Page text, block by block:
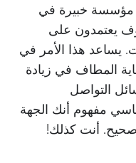
مؤسسة خبيرة في
يعتمدون على
يساعد هذا الأمر في
المطاف في زيادة
التواصل
مفهوم أنك الجهة
أنت كذلك!